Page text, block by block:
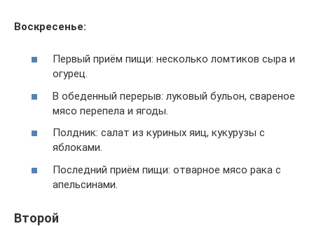
Воскресенье:
Первый приём пищи: несколько ломтиков сыра и
огурец.
В обеденный перерыв: луковый бульон, свареное
мясо перепела и ягоды.
Полдник: салат из куриных яиц, кукурузы с
яблоками.
Последний приём пищи: отварное мясо рака с
апельсинами.
Второй